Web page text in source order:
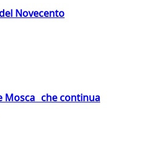
Novecento
Mosca che continua